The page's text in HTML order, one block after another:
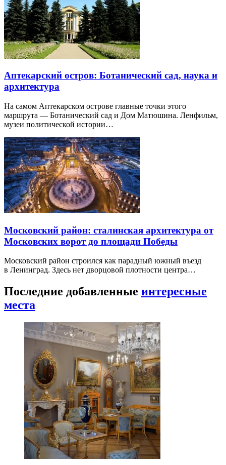
Аптекарский остров: Ботанический сад, наука и
архитектура
На самом Аптекарском острове главные точки этого
маршрута — Ботанический сад и Дом Матюшина. Ленфильм,
музеи политической истории…
Московский район: сталинская архитектура от
Московских ворот до площади Победы
Московский район строился как парадный южный въезд
в Ленинград. Здесь нет дворцовой плотности центра…
Последние добавленные интересные
места